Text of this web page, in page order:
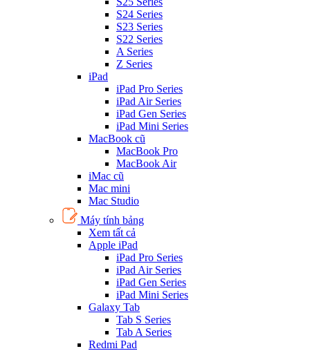
S24 Series
S23 Series
S22 Series
A Series
Z Series
iPad
iPad Pro Series
iPad Air Series
iPad Gen Series
iPad Mini Series
MacBook cũ
MacBook Pro
MacBook Air
iMac cũ
Mac mini
Mac Studio
Máy tính bảng
Xem tất cả
Apple iPad
iPad Pro Series
iPad Air Series
iPad Gen Series
iPad Mini Series
Galaxy Tab
Tab S Series
Tab A Series
Redmi Pad